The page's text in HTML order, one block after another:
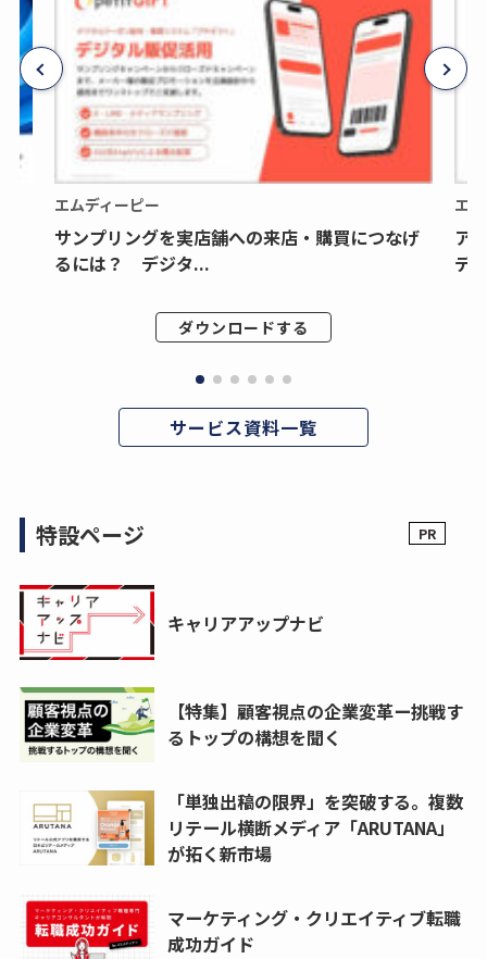
エムディーピー
サンプリングを実店舗への来店・購買につなげ
るには？ デジタ...
ダウンロードする
エ
ア
デ
サービス資料一覧
特設ページ
キャリアアップナビ
【特集】顧客視点の企業変革ー挑戦す
るトップの構想を聞く
「単独出稿の限界」を突破する。複数
リテール横断メディア「ARUTANA」
が拓く新市場
マーケティング・クリエイティブ転職
成功ガイド